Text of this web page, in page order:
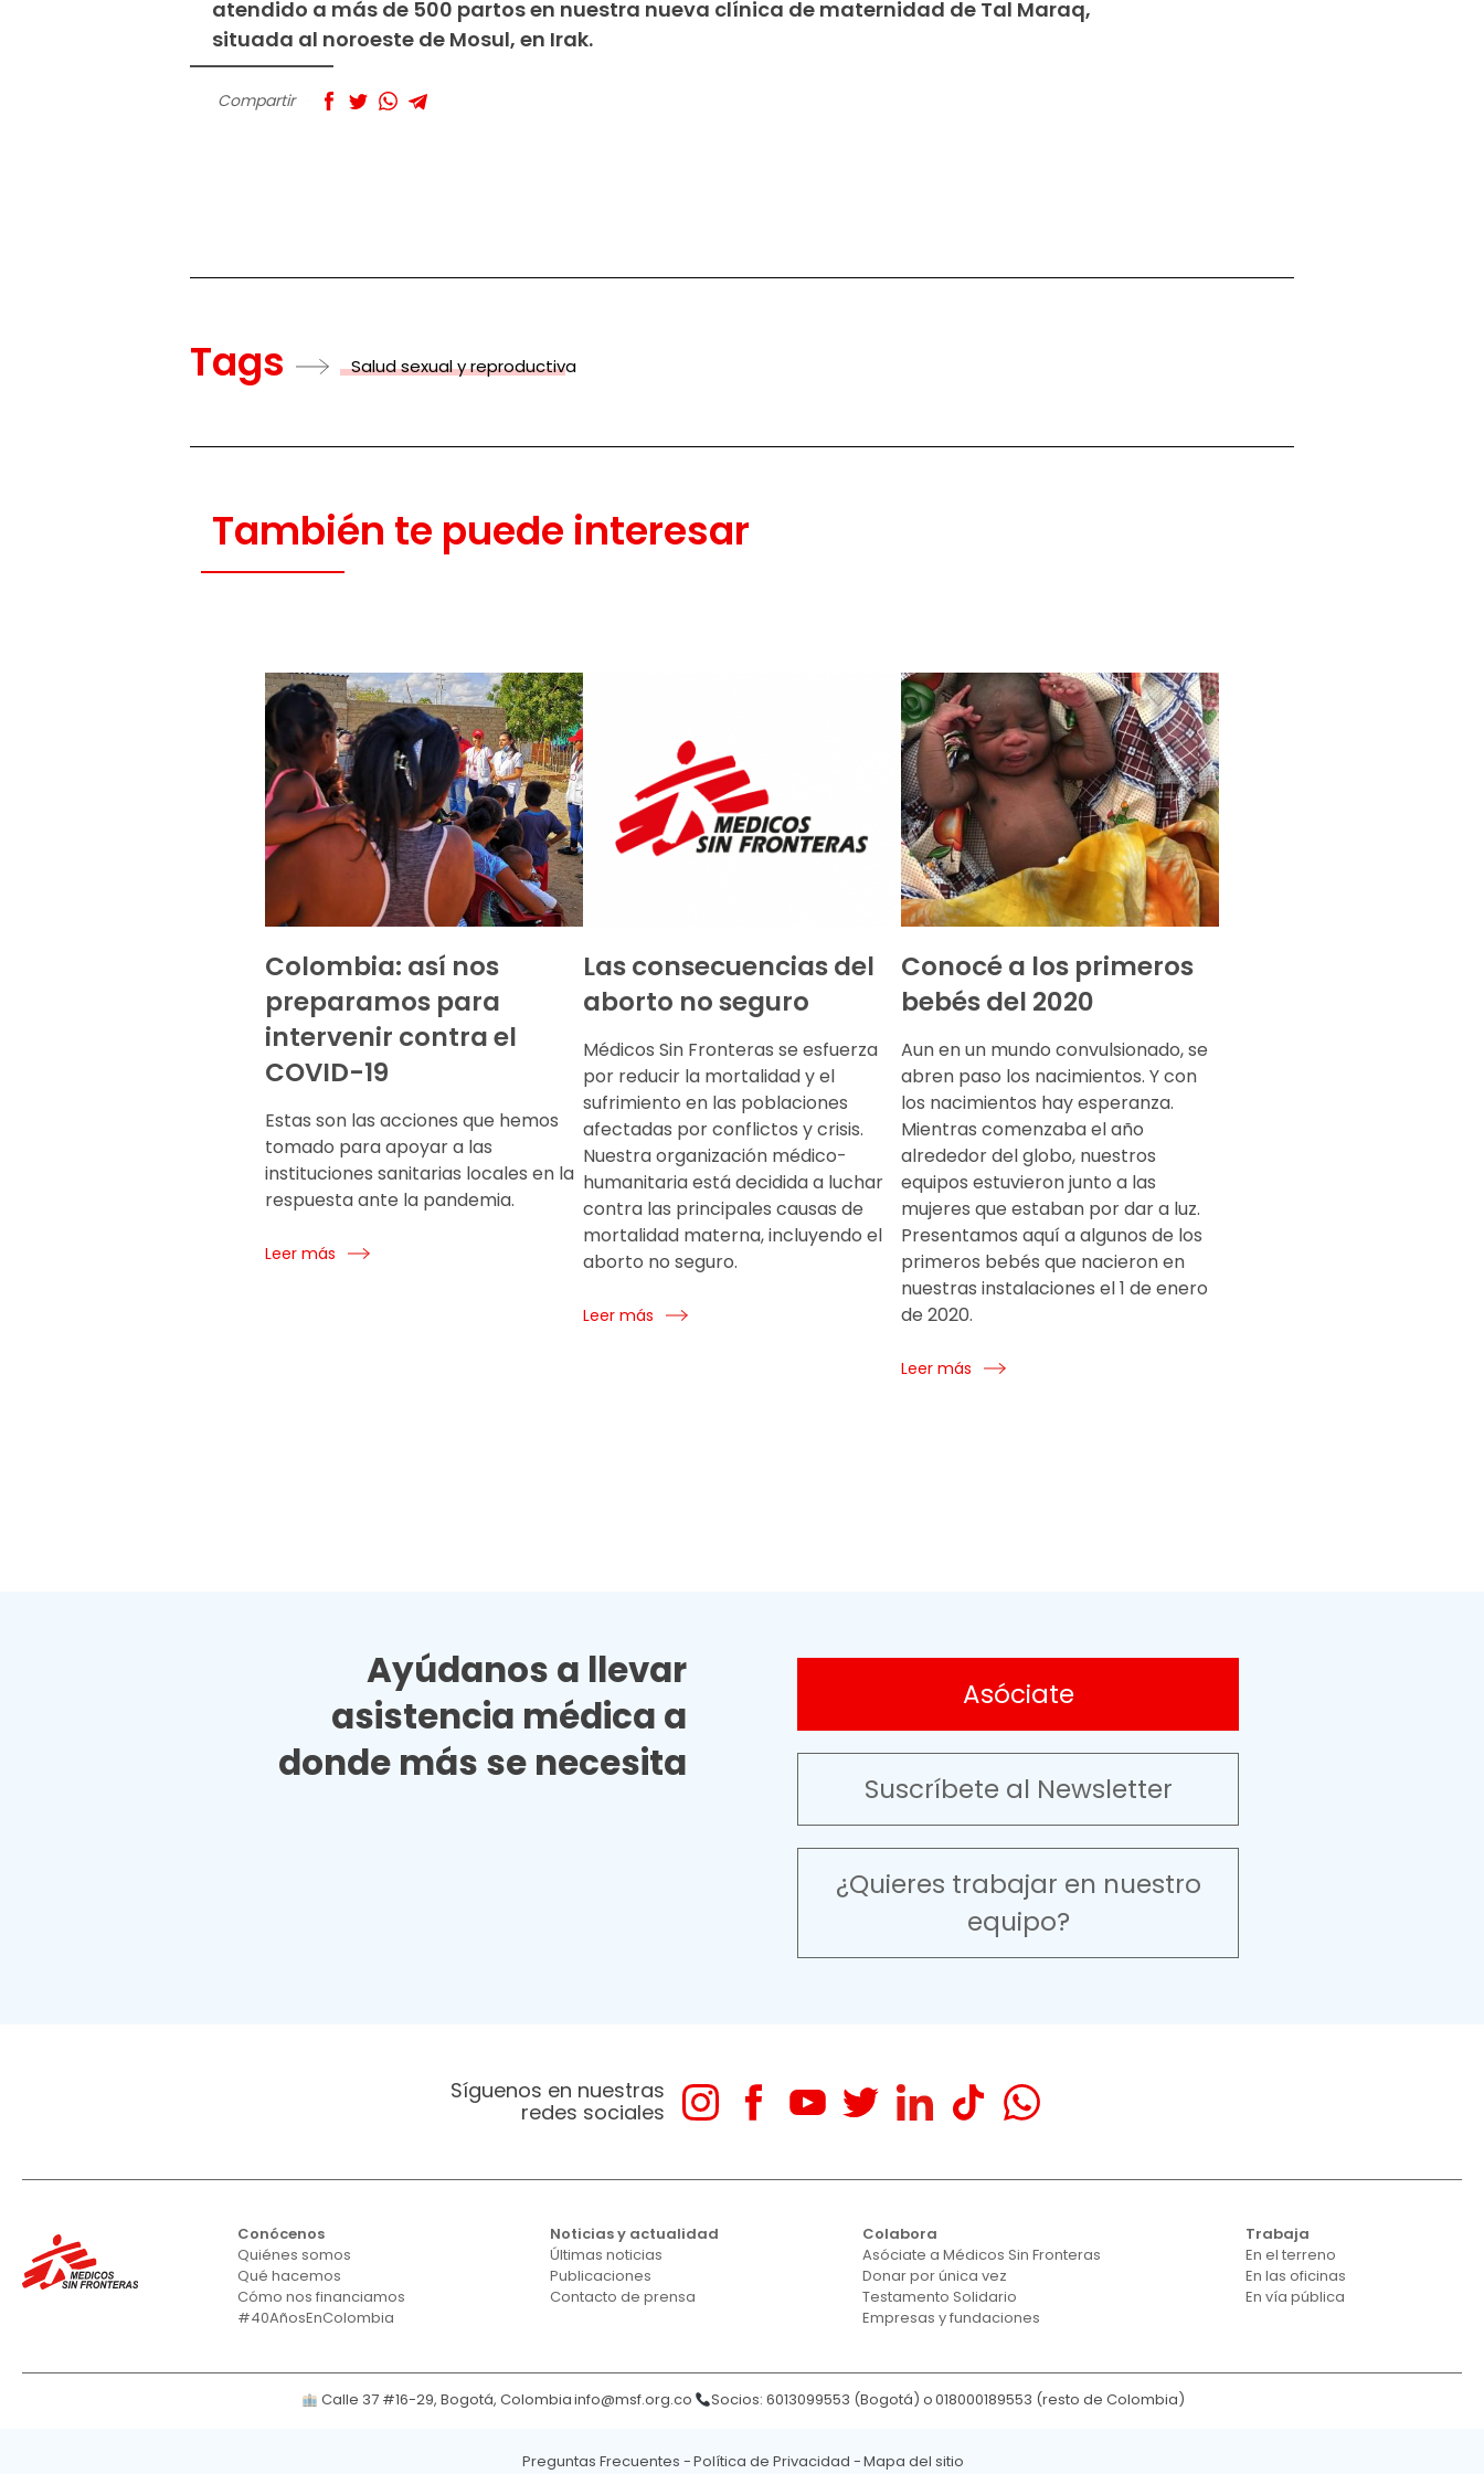
atendido a más de 500 partos en nuestra nueva clínica de maternidad de Tal Maraq,
situada al noroeste de Mosul, en Irak.
Compartir
Tags Salud sexual y reproductiva
También te puede interesar
Colombia: así nos
preparamos para
intervenir contra el
COVID-19
Estas son las acciones que hemos
tomado para apoyar a las
instituciones sanitarias locales en la
respuesta ante la pandemia.
Leer más
Las consecuencias del
aborto no seguro
Médicos Sin Fronteras se esfuerza
por reducir la mortalidad y el
sufrimiento en las poblaciones
afectadas por conflictos y crisis.
Nuestra organización médico-
humanitaria está decidida a luchar
contra las principales causas de
mortalidad materna, incluyendo el
aborto no seguro.
Leer más
Conocé a los primeros
bebés del 2020
Aun en un mundo convulsionado, se
abren paso los nacimientos. Y con
los nacimientos hay esperanza.
Mientras comenzaba el año
alrededor del globo, nuestros
equipos estuvieron junto a las
mujeres que estaban por dar a luz.
Presentamos aquí a algunos de los
primeros bebés que nacieron en
nuestras instalaciones el 1 de enero
de 2020.
Leer más
Ayúdanos a llevar
asistencia médica a
donde más se necesita
Asóciate
Suscríbete al Newsletter
¿Quieres trabajar en nuestro
equipo?
Síguenos en nuestras
redes sociales
Conócenos
Quiénes somos
Qué hacemos
Cómo nos financiamos
#40AñosEnColombia
Noticias y actualidad
Últimas noticias
Publicaciones
Contacto de prensa
Colabora
Asóciate a Médicos Sin Fronteras
Donar por única vez
Testamento Solidario
Empresas y fundaciones
Trabaja
En el terreno
En las oficinas
En vía pública
Calle 37 #16-29, Bogotá, Colombiainfo@msf.org.co Socios: 6013099553 (Bogotá) o018000189553 (resto de Colombia)
Preguntas Frecuentes Política de Privacidad Mapa del sitio